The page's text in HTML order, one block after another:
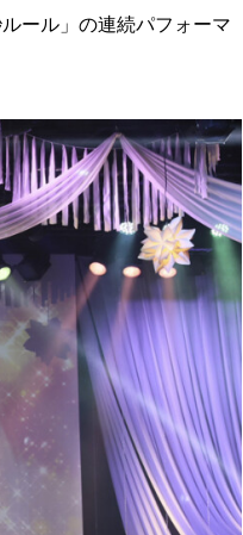
ール」の連続パフォーマ